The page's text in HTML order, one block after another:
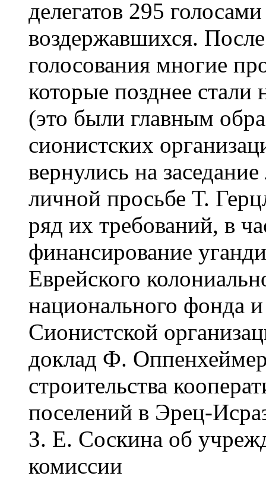
делегатов 295
воздержавшихся.
голосования многие
которые позднее
(это были главным
сионистских
вернулись на
личной просьбе Т.
ряд их требований, в
финансирование
Еврейского
национального фонда
Сионистской
доклад Ф.
строительства
поселений в Эрец-
З. Е. Соскина об
комиссии